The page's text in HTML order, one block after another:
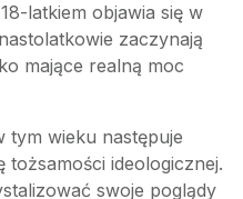
latkiem objawia się w
zaczynają
mające realną moc
tym wieku następuje
tożsamości ideologicznej.
swoje poglądy